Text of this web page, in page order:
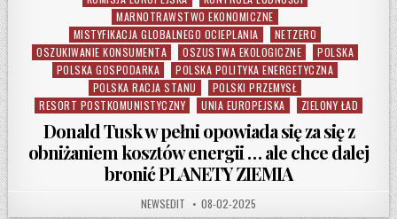
MARNOTRAWSTWO EKONOMICZNE
MISTYFIKACJA GLOBALNEGO OCIEPLANIA
NETZERO
OSZUKIWANIE KONSUMENTA
OSZUSTWA EKOLOGICZNE
POLSKA
POLSKA GOSPODARKA
POLSKA POLITYKA ENERGETYCZNA
POLSKA RACJA STANU
POLSKI PRZEMYSŁ
RESORT POSTKOMUNISTYCZNY
UNIA EUROPEJSKA ZIELONY ŁAD
Donald Tusk w pełni opowiada się za się z
obniżaniem kosztów energii … ale chce dalej
bronić PLANETY ZIEMIA
AUTHOR:
NEWSEDIT PUBLISHED DATE:
08-02-2025